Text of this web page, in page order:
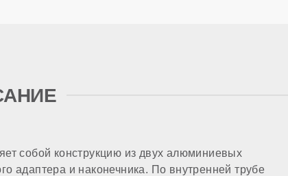
собой конструкцию из двух алюминиевых
адаптера и наконечника. По внутренней трубе